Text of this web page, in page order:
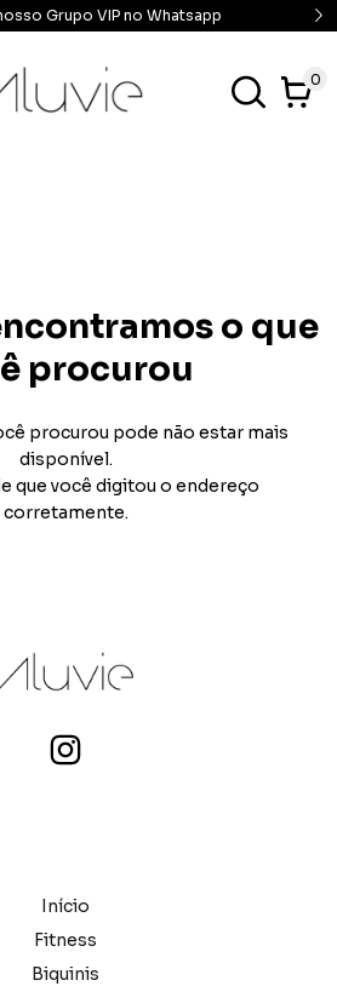
Grupo VIP no Whatsapp
0
o que
procurou
procurou pode não estar mais
disponível.
que você digitou o endereço
corretamente.
Início
Fitness
Biquinis